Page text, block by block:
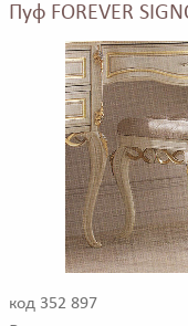
Пуф FOREVER
код 352 897